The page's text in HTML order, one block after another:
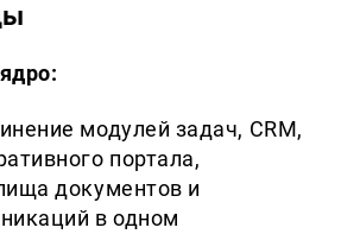
модулей задач, CRM,
портала,
документов и
в одном